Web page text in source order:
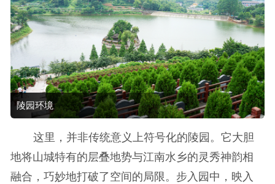
陵园环境
这里，并非传统意义上符号化的陵园。它大胆
地将山城特有的层叠地势与江南水乡的灵秀神韵相
融合，巧妙地打破了空间的局限。步入园中，映入